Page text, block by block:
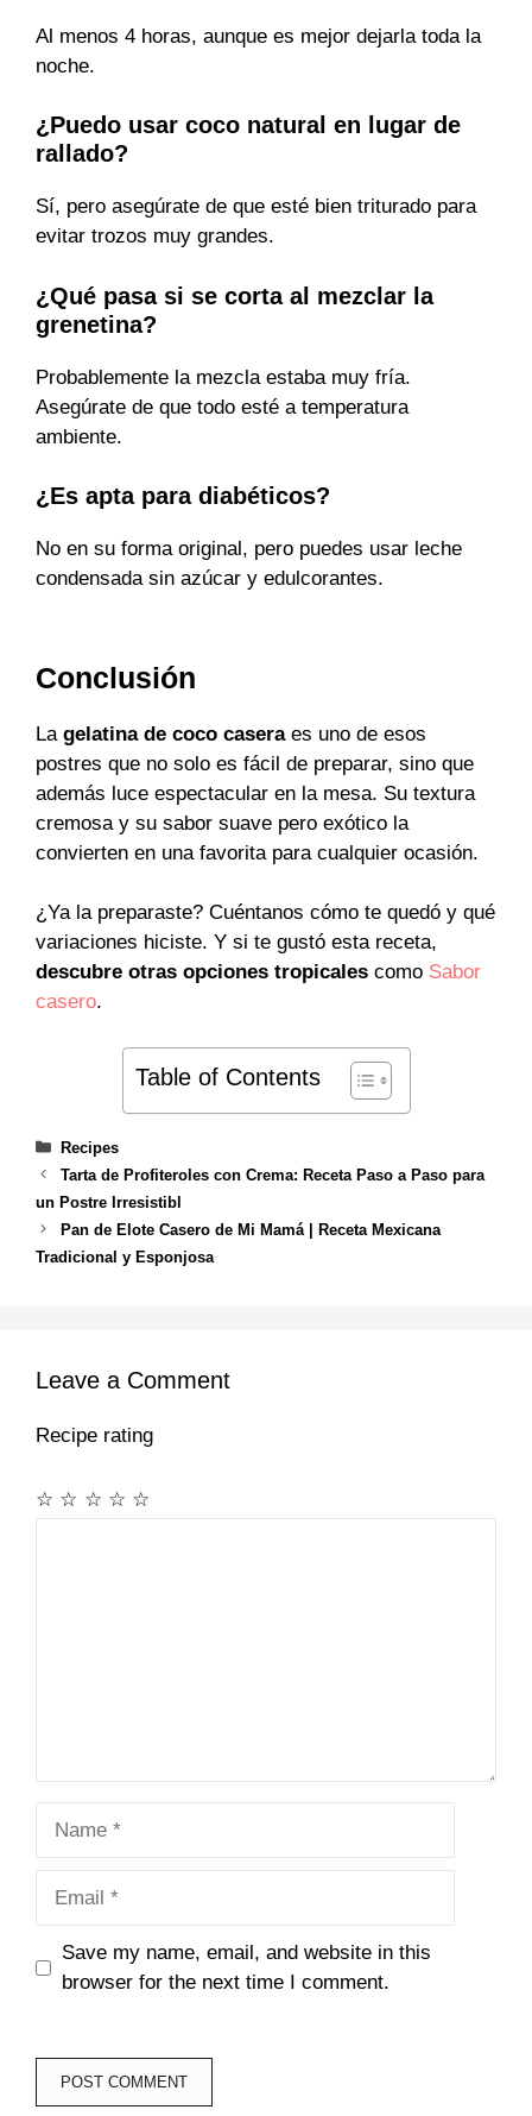
Al menos 4 horas, aunque es mejor dejarla toda la
noche.
¿Puedo usar coco natural en lugar de
rallado?
Sí, pero asegúrate de que esté bien triturado para
evitar trozos muy grandes.
¿Qué pasa si se corta al mezclar la
grenetina?
Probablemente la mezcla estaba muy fría.
Asegúrate de que todo esté a temperatura
ambiente.
¿Es apta para diabéticos?
No en su forma original, pero puedes usar leche
condensada sin azúcar y edulcorantes.
Conclusión
La gelatina de coco caseraes uno de esos
postres que no solo es fácil de preparar, sino que
además luce espectacular en la mesa. Su textura
cremosa y su sabor suave pero exótico la
convierten en una favorita para cualquier ocasión.
¿Ya la preparaste? Cuéntanos cómo te quedó y qué
variaciones hiciste. Y si te gustó esta receta,
descubre otras opciones tropicales como Sabor
casero.
Table of Contents
Categories
Recipes
Tarta de Profiteroles con Crema: Receta Paso a Paso para
un Postre Irresistibl
Pan de Elote Casero de Mi Mamá | Receta Mexicana
Tradicional y Esponjosa
Leave a Comment
Recipe rating
☆
☆
☆
☆
☆
Save my name, email, and website in this
browser for the next time I comment.